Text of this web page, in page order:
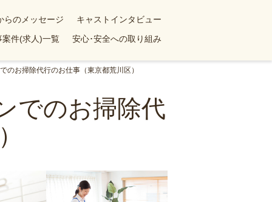
らのメッセージ
キャストインタビュー
案件(求人)一覧 安心･安全への取り組み
のお掃除代行のお仕事（東京都荒川区）
でのお掃除代